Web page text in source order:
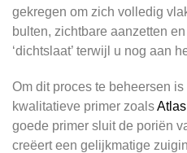
gekregen om zich volledig
bulten, zichtbare aanzetten
‘dichtslaat’ terwijl u nog aan
Om dit proces te beheersen
kwalitatieve primer zoals
goede primer sluit de poriën
creëert een gelijkmatige